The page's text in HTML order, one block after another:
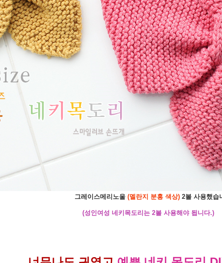
그레이스메리노울 (멜란지 분홍 색상)2볼 사용했습
(성인여성 네키목도리는 2볼 사용해야 됩니다.)